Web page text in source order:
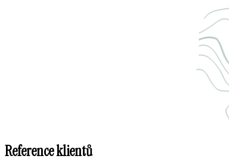
Reference klientů